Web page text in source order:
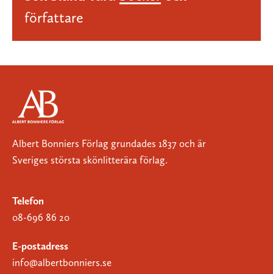
författare
Albert Bonniers Förlag grundades 1837 och är
Sveriges största skönlitterära förlag.
Telefon
08-696 86 20
E-postadress
info@albertbonniers.se